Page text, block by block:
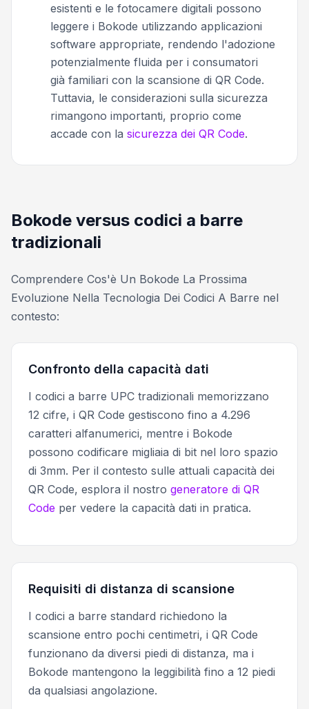
esistenti e le fotocamere digitali possono
leggere i Bokode utilizzando applicazioni
software appropriate, rendendo l'adozione
potenzialmente fluida per i consumatori
già familiari con la scansione di QR Code.
Tuttavia, le considerazioni sulla sicurezza
rimangono importanti, proprio come
accade con la sicurezza dei QR Code.
Bokode versus codici a barre
tradizionali
Comprendere Cos'è Un Bokode La Prossima
Evoluzione Nella Tecnologia Dei Codici A Barre nel
contesto:
Confronto della capacità dati
I codici a barre UPC tradizionali memorizzano
12 cifre, i QR Code gestiscono fino a 4.296
caratteri alfanumerici, mentre i Bokode
possono codificare migliaia di bit nel loro spazio
di 3mm. Per il contesto sulle attuali capacità dei
QR Code, esplora il nostro generatore di QR
Code per vedere la capacità dati in pratica.
Requisiti di distanza di scansione
I codici a barre standard richiedono la
scansione entro pochi centimetri, i QR Code
funzionano da diversi piedi di distanza, ma i
Bokode mantengono la leggibilità fino a 12 piedi
da qualsiasi angolazione.